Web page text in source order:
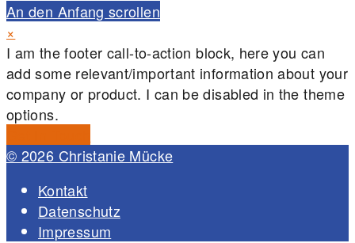
An den Anfang scrollen
×
I am the footer call-to-action block, here you can
add some relevant/important information about your
company or product. I can be disabled in the theme
options.
© 2026 Christanie Mücke
Kontakt
Datenschutz
Impressum